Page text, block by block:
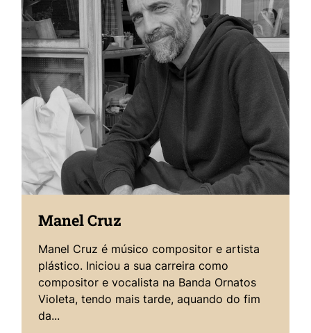
Manel Cruz
Manel Cruz é músico compositor e artista
plástico. Iniciou a sua carreira como
compositor e vocalista na Banda Ornatos
Violeta, tendo mais tarde, aquando do fim
da...